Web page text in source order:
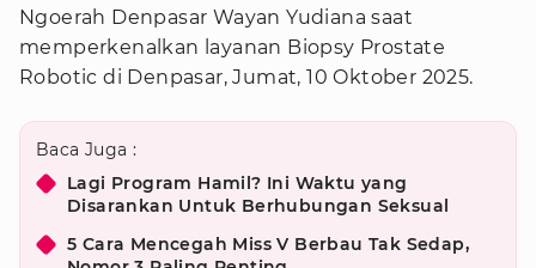
Ngoerah Denpasar Wayan Yudiana saat
memperkenalkan layanan Biopsy Prostate
Robotic di Denpasar, Jumat, 10 Oktober 2025.
Baca Juga :
Lagi Program Hamil? Ini Waktu yang
Disarankan Untuk Berhubungan Seksual
5 Cara Mencegah Miss V Berbau Tak Sedap,